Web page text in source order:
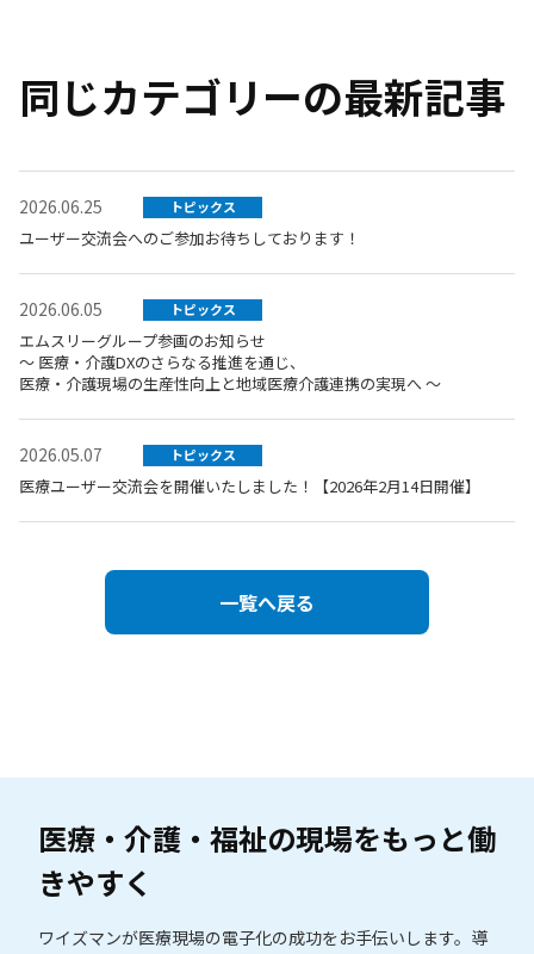
同じカテゴリーの最新記事
2026.06.25 トピックス
ユーザー交流会へのご参加お待ちしております！
2026.06.05 トピックス
エムスリーグループ参画のお知らせ
～ 医療・介護DXのさらなる推進を通じ、
医療・介護現場の生産性向上と地域医療介護連携の実現へ ～
2026.05.07 トピックス
医療ユーザー交流会を開催いたしました！【2026年2月14日開催】
一覧へ戻る
医療・介護・福祉の現場をもっと働
きやすく
ワイズマンが医療現場の電子化の成功をお手伝いします。 導